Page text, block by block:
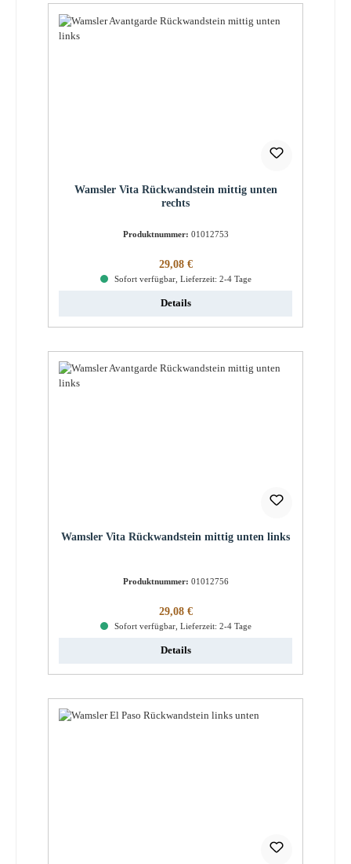
Wamsler Vita Rückwandstein mittig unten
rechts
Produktnummer: 01012753
Regulärer Preis:
29,08 €
Sofort verfügbar, Lieferzeit: 2-4 Tage
Details
Wamsler Vita Rückwandstein mittig unten links
Produktnummer: 01012756
Regulärer Preis:
29,08 €
Sofort verfügbar, Lieferzeit: 2-4 Tage
Details